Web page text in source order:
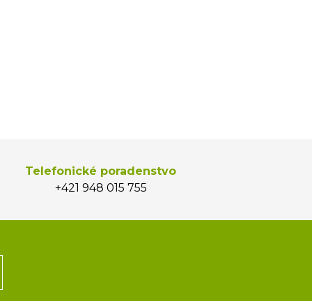
Telefonické poradenstvo
+421 948 015 755